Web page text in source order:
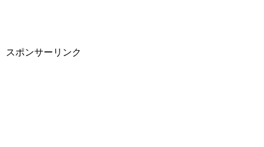
スポンサーリンク